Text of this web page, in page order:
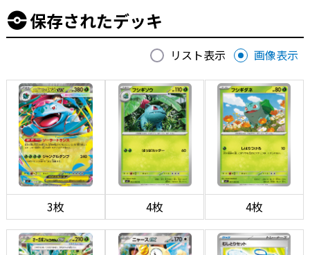
保存されたデッキ
リスト表示 画像表示
3枚 4枚 4枚